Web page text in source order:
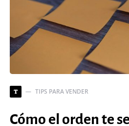
T TIPS PARA VENDER
Cómo el orden te